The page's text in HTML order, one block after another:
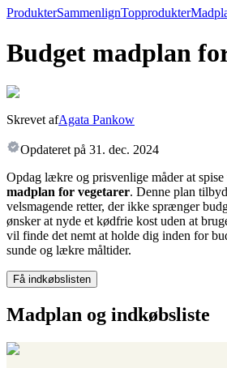
ProdukterSammenlignTopprodukter
Budget madplan
Skrevet afAgata Pankow
Opdateret på 31. dec. 2024
Opdag lækre og prisvenlige måder at spise
madplan for vegetarer. Denne plan
velsmagende retter, der ikke sprænger
ønsker at nyde et kødfrie kost uden at
vil finde det nemt at holde dig inden for
sunde og lækre måltider.
Få indkøbslisten
Madplan og indkøbsliste